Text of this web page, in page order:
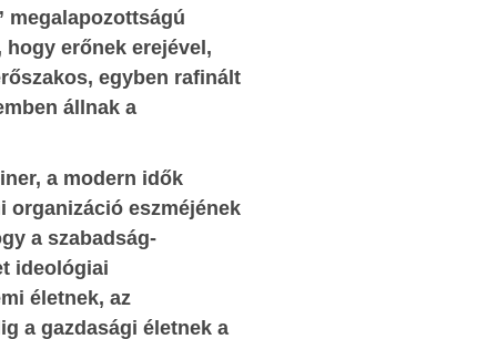
az
irtózatos
adják, hogy mivel ők kitaláltak egy
tönkretételéhez vezető őrültséget,
(szolidaritási alapon!) mindenkinek az
ostobaságuk szerint kell cselekednie, akkor
szolidaritás életbevágóan fontos kérdésére
visszatérek.)
A harmadik, szemünk előtt játszódó
hogy a nemzetközi pénzügyi háttérhatalom
vezető végrehajtó személyisége, Soros György
megalapozottságú
erőnek erejével,
egyben rafinált
állnak a
a modern idők
organizáció eszméjének
a szabadság-
ideológiai
életnek, az
a gazdasági életnek a